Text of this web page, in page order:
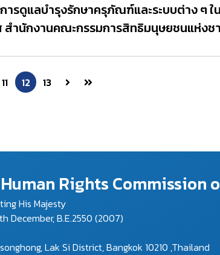
ารดูแลบำรุงรักษาครุภัณฑ์และระบบต่าง ๆ
ำนักงานคณะกรรมการสิทธิมนุษยชนแห่งช
11 12 13
Rights Commission
His Majesty
December, B.E.2550 (2007)
Lak Si District, Bangkok 10210 ,Thailand